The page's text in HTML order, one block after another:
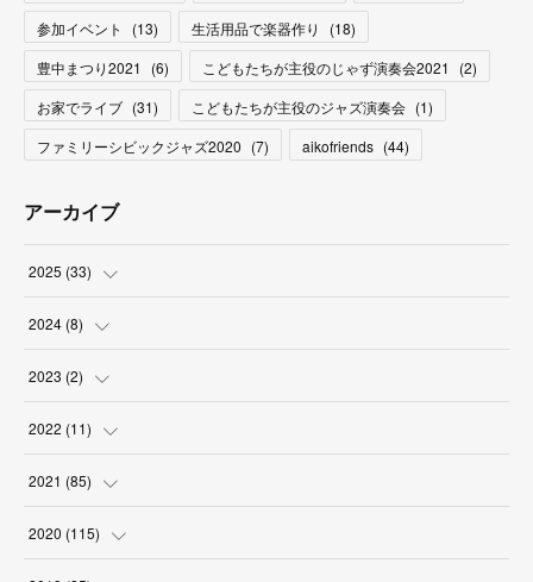
参加イベント
(13) 生活用品で楽器作り (18)
豊中まつり2021
(6) こどもたちが主役のじゃず演奏会2021 (2)
お家でライブ (31) こどもたちが主役のジャズ演奏会 (1)
ファミリーシビックジャズ2020 (7) aikofriends (44)
アーカイブ
2025 (33)
( )
( )
(2
(4
2024 (8)
( )
(5
(1
2023 (2)
(1
(1
2022 (11)
(1
(2)
2021 (85)
(6)
2020 (115)